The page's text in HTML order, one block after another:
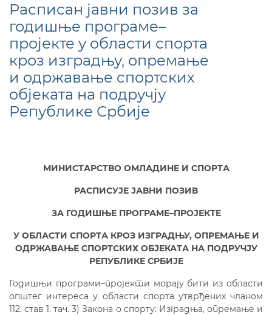
Расписан јавни позив за
годишње програме–
пројекте у области спорта
кроз изградњу, опремање
и одржавање спортских
објеката на подручју
Републике Србије
МИНИСТАРСТВО ОМЛАДИНЕ И СПОРТА
РАСПИСУЈЕ ЈАВНИ ПОЗИВ
ЗА ГОДИШЊЕ ПРОГРАМЕ–ПРОЈЕКТЕ
У ОБЛАСТИ СПОРТА КРОЗ ИЗГРАДЊУ, ОПРЕМАЊЕ И
ОДРЖАВАЊЕ СПОРТСКИХ ОБЈЕКАТА НА ПОДРУЧЈУ
РЕПУБЛИКЕ СРБИЈЕ
Годишњи програми–пројекти морају бити из области
општег интереса у области спорта утврђених чланом
112. став 1. тач.3) Закона о спорту: Изградња, опремање и